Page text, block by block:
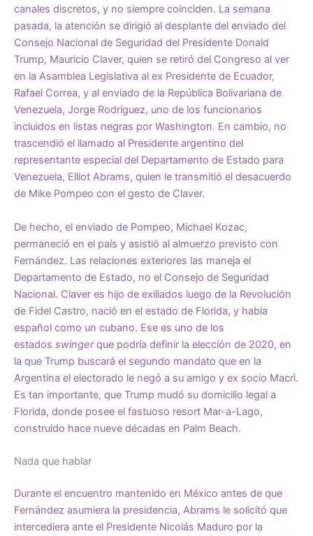
canales discretos, y no siempre coinciden. La semana
pasada, la atención se dirigió al desplante del enviado del
Consejo Nacional de Seguridad del Presidente Donald
Trump, Mauricio Claver, quien se retiró del Congreso al ver
en la Asamblea Legislativa al ex Presidente de Ecuador,
Rafael Correa, y al enviado de la República Bolivariana de
Venezuela, Jorge Rodríguez, uno de los funcionarios
incluidos en listas negras por Washington. En cambio, no
trascendió el llamado al Presidente argentino del
representante especial del Departamento de Estado para
Venezuela, Elliot Abrams, quien le transmitió el desacuerdo
de Mike Pompeo con el gesto de Claver.
De hecho, el enviado de Pompeo, Michael Kozac,
permaneció en el país y asistió al almuerzo previsto con
Fernández. Las relaciones exteriores las maneja el
Departamento de Estado, no el Consejo de Seguridad
Nacional. Claver es hijo de exiliados luego de la Revolución
de Fidel Castro, nació en el estado de Florida, y habla
español como un cubano. Ese es uno de los
estados swingerque podría definir la elección de 2020, en
la que Trump buscará el segundo mandato que en la
Argentina el electorado le negó a su amigo y ex socio Macrì.
Es tan importante, que Trump mudó su domicilio legal a
Florida, donde posee el fastuoso resort Mar-a-Lago,
construido hace nueve décadas en Palm Beach.
Nada que hablar
Durante el encuentro mantenido en México antes de que
Fernández asumiera la presidencia, Abrams le solicitó que
intercediera ante el Presidente Nicolás Maduro por la